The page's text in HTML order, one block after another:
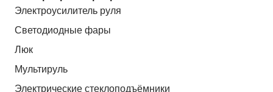
Электроусилитель руля
Светодиодные фары
Люк
Мультируль
Электрические стеклоподъёмники